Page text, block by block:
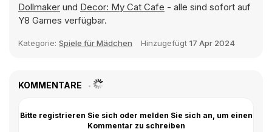
Dollmaker und Decor: My Cat Cafe - alle sind sofort auf
Y8 Games verfügbar.
Kategorie: Spiele für Mädchen Hinzugefügt 17 Apr 2024
KOMMENTARE
Bitte registrieren Sie sich oder melden Sie sich an, um einen
Kommentar zu schreiben